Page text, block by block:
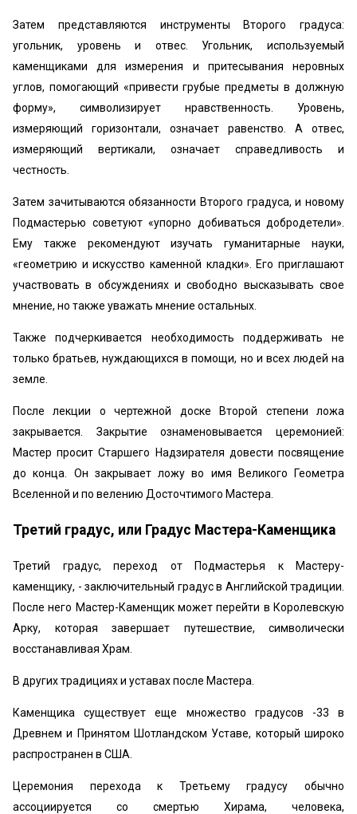
Затем представляются инструменты Второго градуса:
угольник, уровень и отвес. Угольник, используемый
каменщиками для измерения и притесывания неровных
углов, помогающий «привести грубые предметы в должную
форму», символизирует нравственность. Уровень,
измеряющий горизонтали, означает равенство. А отвес,
измеряющий вертикали, означает справедливость и
честность.
Затем зачитываются обязанности Второго градуса, и новому
Подмастерью советуют «упорно добиваться добродетели».
Ему также рекомендуют изучать гуманитарные науки,
«геометрию и искусство каменной кладки». Его приглашают
участвовать в обсуждениях и свободно высказывать свое
мнение, но также уважать мнение остальных.
Также подчеркивается необходимость поддерживать не
только братьев, нуждающихся в помощи, но и всех людей на
земле.
После лекции о чертежной доске Второй степени ложа
закрывается. Закрытие ознаменовывается церемонией:
Мастер просит Старшего Надзирателя довести посвящение
до конца. Он закрывает ложу во имя Великого Геометра
Вселенной и по велению Досточтимого Мастера.
Третий градус, или Градус Мастера-Каменщика
Третий градус, переход от Подмастерья к Мастеру-
каменщику, - заключительный градус в Английской традиции.
После него Мастер-Каменщик может перейти в Королевскую
Арку, которая завершает путешествие, символически
восстанавливая Храм.
В других традициях и уставах после Мастера.
Каменщика существует еще множество градусов -33 в
Древнем и Принятом Шотландском Уставе, который широко
распространен в США.
Церемония перехода к Третьему градусу обычно
ассоциируется со смертью Хирама, человека,